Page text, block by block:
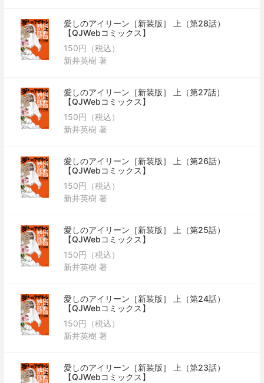
愛しのアイリーン［新装版］ 上（第28話）
【QJWebコミックス】
150円（税込）
新井英樹 著
愛しのアイリーン［新装版］ 上（第27話）
【QJWebコミックス】
150円（税込）
新井英樹 著
愛しのアイリーン［新装版］ 上（第26話）
【QJWebコミックス】
150円（税込）
新井英樹 著
愛しのアイリーン［新装版］ 上（第25話）
【QJWebコミックス】
150円（税込）
新井英樹 著
愛しのアイリーン［新装版］ 上（第24話）
【QJWebコミックス】
150円（税込）
新井英樹 著
愛しのアイリーン［新装版］ 上（第23話）
【QJWebコミックス】